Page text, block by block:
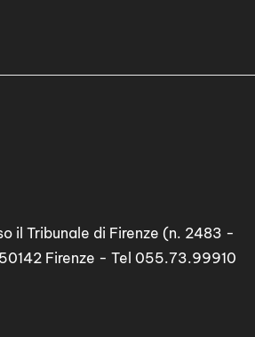
il Tribunale di Firenze (n. 2483 -
Firenze - Tel 055.73.99910